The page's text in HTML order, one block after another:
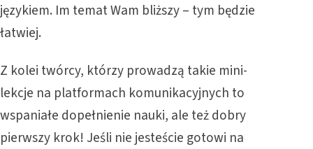
językiem. Im temat Wam bliższy – tym będzie
łatwiej.
Z kolei twórcy, którzy prowadzą takie mini-
lekcje na platformach komunikacyjnych to
wspaniałe dopełnienie nauki, ale też dobry
pierwszy krok! Jeśli nie jesteście gotowi na